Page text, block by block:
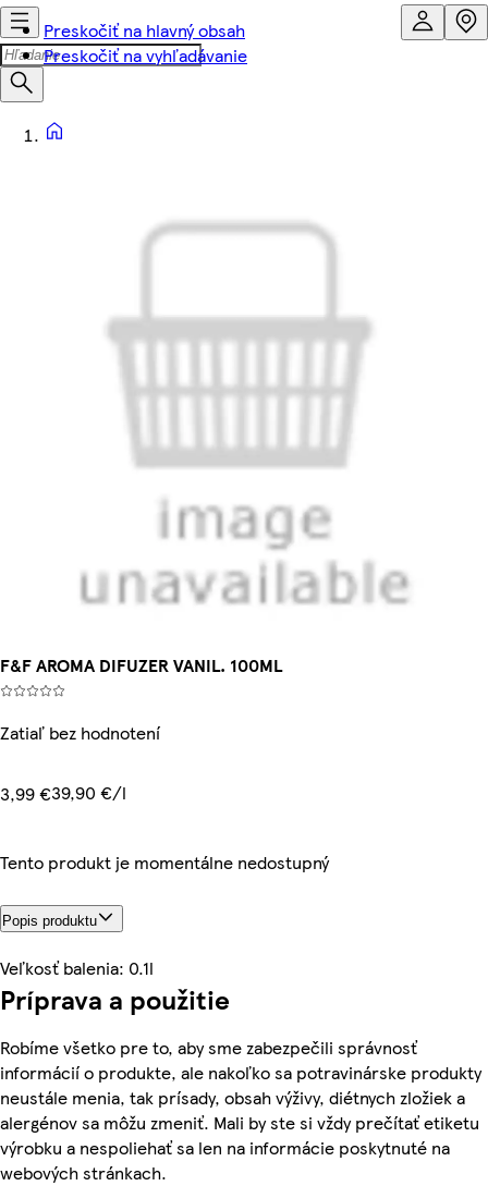
Preskočiť na hlavný obsah
Preskočiť na vyhľadávanie
F&F AROMA DIFUZER VANIL. 100ML
Zatiaľ bez hodnotení
3,99 €39,90 €/l
Tento produkt je momentálne nedostupný
Popis produktu
Veľkosť balenia: 0.1l
Príprava a použitie
Robíme všetko pre to, aby sme zabezpečili správnosť
informácií o produkte, ale nakoľko sa potravinárske produkty
neustále menia, tak prísady, obsah výživy, diétnych zložiek a
alergénov sa môžu zmeniť. Mali by ste si vždy prečítať etiketu
výrobku a nespoliehať sa len na informácie poskytnuté na
webových stránkach.